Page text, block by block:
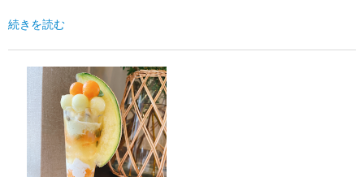
続きを読む